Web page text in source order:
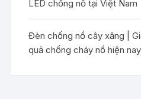
LED chống nổ tại Việt Nam
Đèn chống nổ cây xăng |
quả chống cháy nổ hiện nay